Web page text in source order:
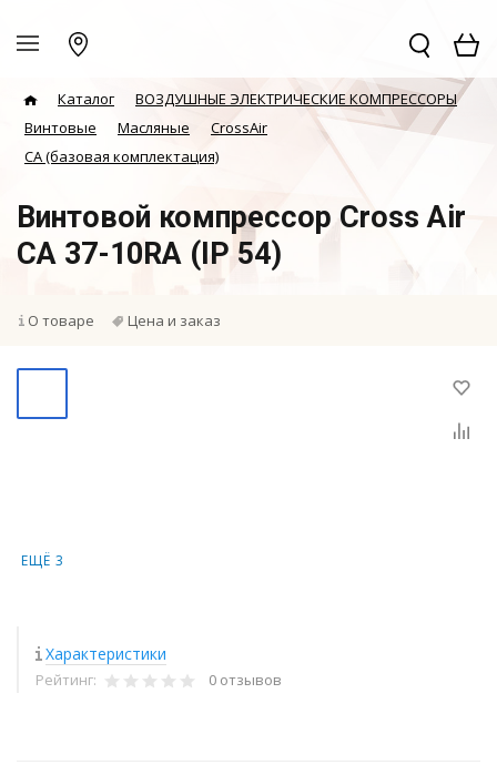
Каталог
ВОЗДУШНЫЕ ЭЛЕКТРИЧЕСКИЕ КОМПРЕССОРЫ
Винтовые
Масляные
CrossAir
CA (базовая комплектация)
Винтовой компрессор Cross Air
CA 37-10RA (IP 54)
О товаре Цена и заказ
ЕЩЁ 3
Характеристики
Рейтинг: 0 отзывов